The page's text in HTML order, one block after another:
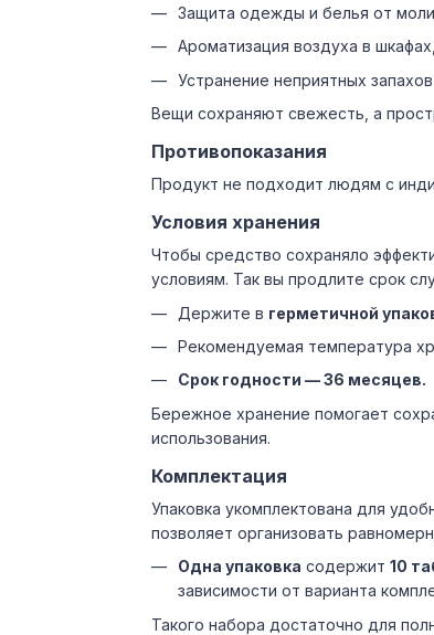
Защита одежды и белья от
Ароматизация воздуха в
Устранение неприятных
Вещи сохраняют свежесть, а
Противопоказания
Продукт не подходит людям с
Условия хранения
Чтобы средство сохраняло
условиям. Так вы продлите срок
Держите в герметичной
Рекомендуемая температура
Срок годности — 36 месяцев.
Бережное хранение помогает
использования.
Комплектация
Упаковка укомплектована для
позволяет организовать
Одна упаковка содержит 10
зависимости от варианта
Такого набора достаточно для